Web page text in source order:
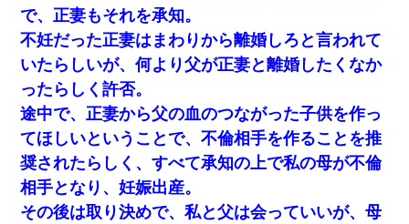
で、正妻もそれを承知。
不妊だった正妻はまわりから離婚しろと言われて
いたらしいが、何より父が正妻と離婚したくなか
ったらしく許否。
途中で、正妻から父の血のつながった子供を作っ
てほしいということで、不倫相手を作ることを推
奨されたらしく、すべて承知の上で私の母が不倫
相手となり、妊娠出産。
その後は取り決めで、私と父は会っていいが、母